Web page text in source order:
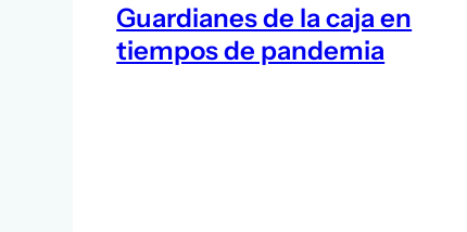
Guardianes de la caja en
tiempos de pandemia